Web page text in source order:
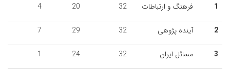
1
فرهنگ و ارتباطات 32
20
4
2 آینده پژوهی 32
29
7
3 مسائل ایران 32
24
1